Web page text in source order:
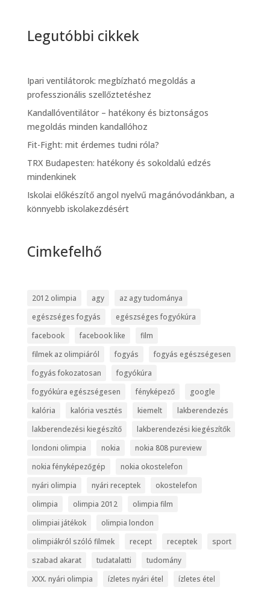
Legutóbbi cikkek
Ipari ventilátorok: megbízható megoldás a
professzionális szellőztetéshez
Kandallóventilátor – hatékony és biztonságos
megoldás minden kandallóhoz
Fit-Fight: mit érdemes tudni róla?
TRX Budapesten: hatékony és sokoldalú edzés
mindenkinek
Iskolai előkészítő angol nyelvű magánóvodánkban, a
könnyebb iskolakezdésért
Cimkefelhő
2012 olimpia agy
az agy tudománya
egészséges fogyás
egészséges fogyókúra
facebook
facebook like
film
filmek az olimpiáról
fogyás
fogyás egészségesen
fogyás fokozatosan
fogyókúra
fogyókúra egészségesen
fényképező
google
kalória
kalória vesztés kiemelt
lakberendezés
lakberendezési kiegészítő
lakberendezési kiegészítők
londoni olimpia
nokia
nokia 808 pureview
nokia fényképezőgép
nokia okostelefon
nyári olimpia
nyári receptek
okostelefon
olimpia
olimpia 2012
olimpia film
olimpiai játékok
olimpia london
olimpiákról szóló filmek
recept receptek
sport
szabad akarat
tudatalatti
tudomány
XXX. nyári olimpia
ízletes nyári étel ízletes étel